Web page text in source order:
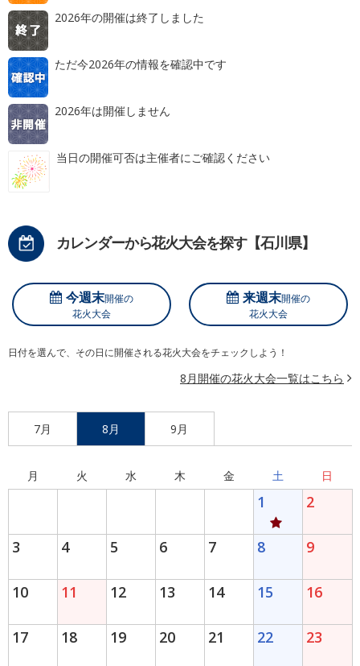
2026年の開催は終了しました
ただ今2026年の情報を確認中です
2026年は開催しません
当日の開催可否は主催者にご確認ください
カレンダーから花火大会を探す【石川県】
今週末開催の
花火大会
来週末開催の
花火大会
日付を選んで、その日に開催される花火大会をチェックしよう！
8月開催の花火大会一覧はこちら
7月 8月 9月
月 火 水 木 金 土 日
1 2
3 4 5 6 7 8 9
10 11 12 13 14 15 16
17 18 19 20 21 22 23